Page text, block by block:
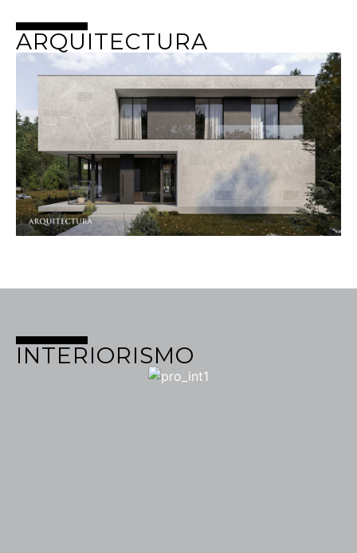
ARQUITECTURA
INTERIORISMO